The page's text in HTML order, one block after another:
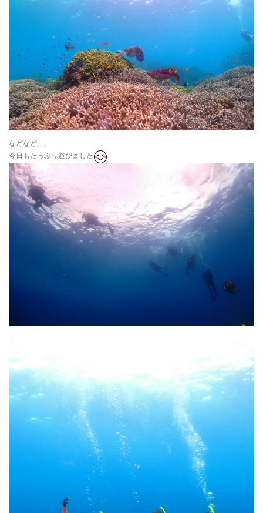
などなど、、
今日もたっぷり遊びました